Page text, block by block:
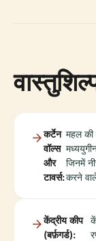
कर्टेन
वॉल्स
और
टावर्स:
महल की
जिनमें
करने
केंद्रीय कीप
(बर्फ़गर्ड):